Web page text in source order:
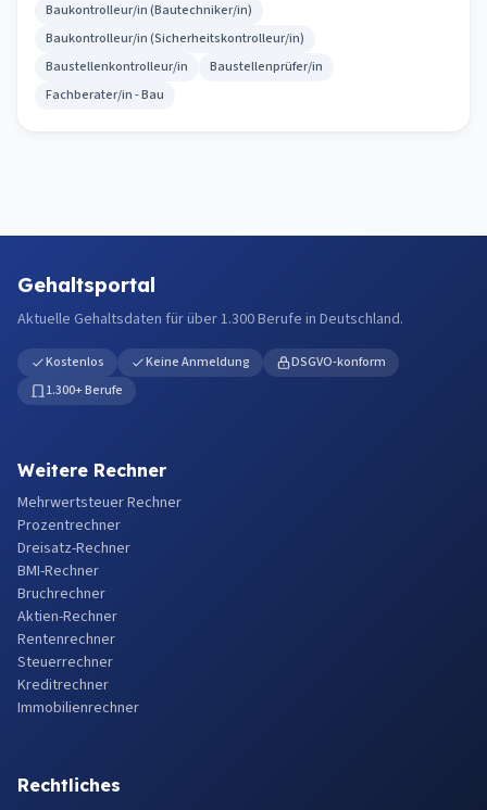
Baukontrolleur/in (Bautechniker/in)
Baukontrolleur/in (Sicherheitskontrolleur/in)
Baustellenkontrolleur/in
Baustellenprüfer/in
Fachberater/in - Bau
Gehaltsportal
Aktuelle Gehaltsdaten für über 1.300 Berufe in Deutschland.
Kostenlos Keine Anmeldung
DSGVO-konform
1.300+ Berufe
Weitere Rechner
Mehrwertsteuer Rechner
Prozentrechner
Dreisatz-Rechner
BMI-Rechner
Bruchrechner
Aktien-Rechner
Rentenrechner
Steuerrechner
Kreditrechner
Immobilienrechner
Rechtliches